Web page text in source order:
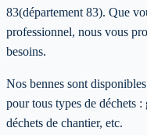
83(département 83). Que
professionnel, nous vous
besoins.
Nos bennes sont
pour tous types de déchets :
déchets de chantier, etc.